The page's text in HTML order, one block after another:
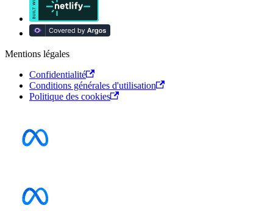
Mentions légales
Confidentialité
Conditions générales d'utilisation
Politique des cookies